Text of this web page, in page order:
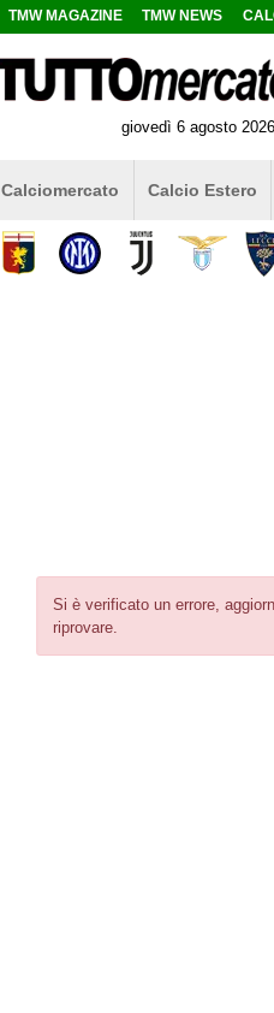
Si è verificato un errore,
riprovare.
TMW MAGAZINE TMW NEWS
giovedì 6 agosto
Calciomercato Calcio Estero